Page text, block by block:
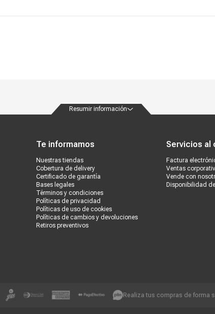
Resumir información
Te informamos
Nuestras tiendas
Cobertura de delivery
Certificado de garantía
Bases legales
Términos y condiciones
Políticas de privacidad
Políticas de uso de cookies
Políticas de cambios y devoluciones
Retiros preventivos
Servicios al
Factura
Ventas
Vende con
Disponibilidad
Realiza tus compras de forma